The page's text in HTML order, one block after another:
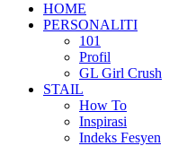
HOME
PERSONALITI
101
Profil
GL Girl Crush
STAIL
How To
Inspirasi
Indeks Fesyen